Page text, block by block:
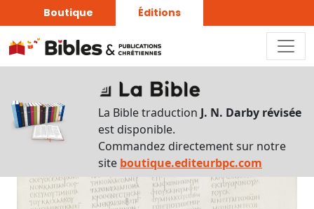
Boutique Éditions
La Bible traduction J. N. Darby révisée
est disponible.
Commandez directement sur notre
site boutique.editeurbpc.com
Recherche
Rechercher
par